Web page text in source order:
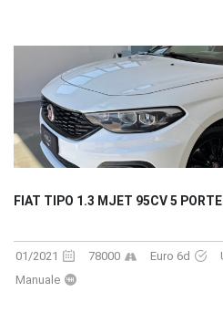
FIAT TIPO 1.3 MJET 95CV 5 PORTE
01/2021 78000 Euro 6d
Manuale